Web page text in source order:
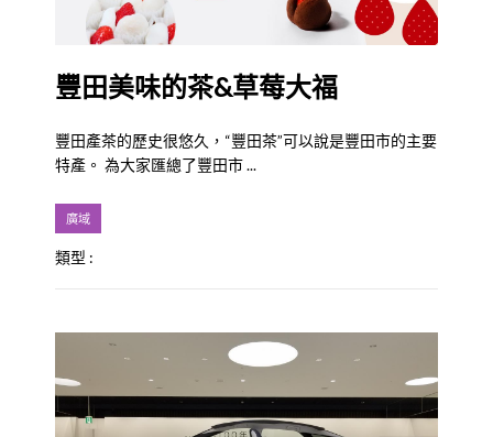
豐田美味的茶&草莓大福
豐田產茶的歷史很悠久，“豐田茶”可以說是豐田市的主要
特產。 為大家匯總了豐田市 ...
廣域
類型 :